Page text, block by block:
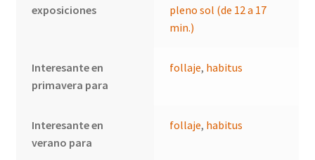
exposiciones
pleno sol (de 12 a 17
min.)
Interesante en
primavera para
follaje, habitus
Interesante en
verano para
follaje, habitus